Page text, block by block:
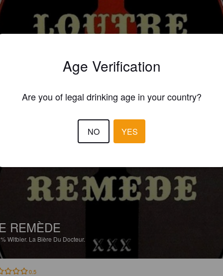
Golden Ale / Blond Ale.La Bière Du Docteur.
REMÈDE
Witbier. La Bière Du Docteur.
0.5
Age Verification
Are you of legal drinking age in your country?
NO YES